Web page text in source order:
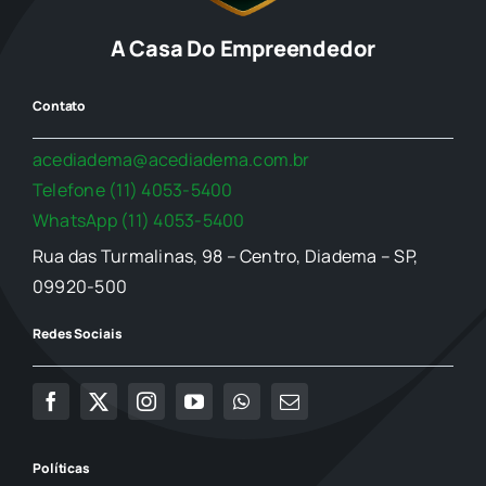
A Casa Do Empreendedor
Contato
acediadema@acediadema.com.br
Telefone (11) 4053-5400
WhatsApp (11) 4053-5400
Rua das Turmalinas, 98 – Centro, Diadema – SP,
09920-500
Redes Sociais
Políticas